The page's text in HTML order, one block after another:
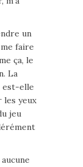
un
faire
ça, le
La
est-elle
yeux
jeu